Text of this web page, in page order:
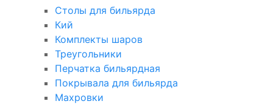
Столы для бильярда
Кий
Комплекты шаров
Треугольники
Перчатка бильярдная
Покрывала для бильярда
Махровки